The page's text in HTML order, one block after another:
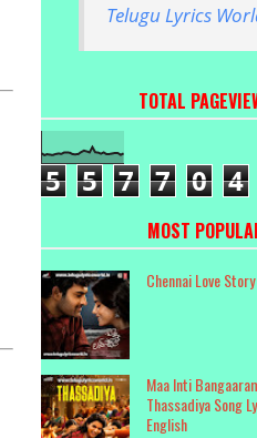
Telugu Lyrics
TOTAL
5 5 7 7 0 4
MOST
Chennai Love
Maa Inti
Thassadiya Song
English